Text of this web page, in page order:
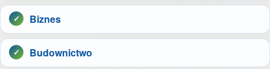
Biznes
Budownictwo